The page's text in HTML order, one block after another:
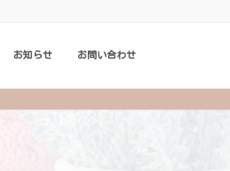
お知らせ お問い合わせ